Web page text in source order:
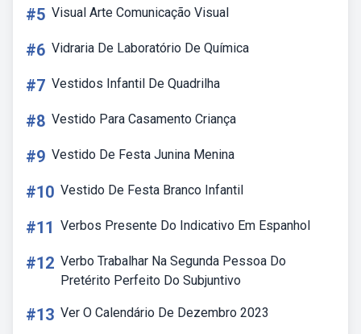
#5 Visual Arte Comunicação Visual
#6 Vidraria De Laboratório De Química
#7 Vestidos Infantil De Quadrilha
#8 Vestido Para Casamento Criança
#9 Vestido De Festa Junina Menina
#10 Vestido De Festa Branco Infantil
#11 Verbos Presente Do Indicativo Em Espanhol
#12 Verbo Trabalhar Na Segunda Pessoa Do
Pretérito Perfeito Do Subjuntivo
#13 Ver O Calendário De Dezembro 2023